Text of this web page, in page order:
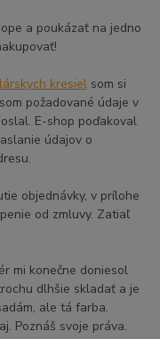
a poukázať na jedno
kresiel som si
požadované údaje v
E-shop poďakoval
údajov o
objednávky, v prílohe
od zmluvy. Zatiaľ
mi konečne doniesol
dlhšie skladať a je
ale tá farba.
Poznáš svoje práva.